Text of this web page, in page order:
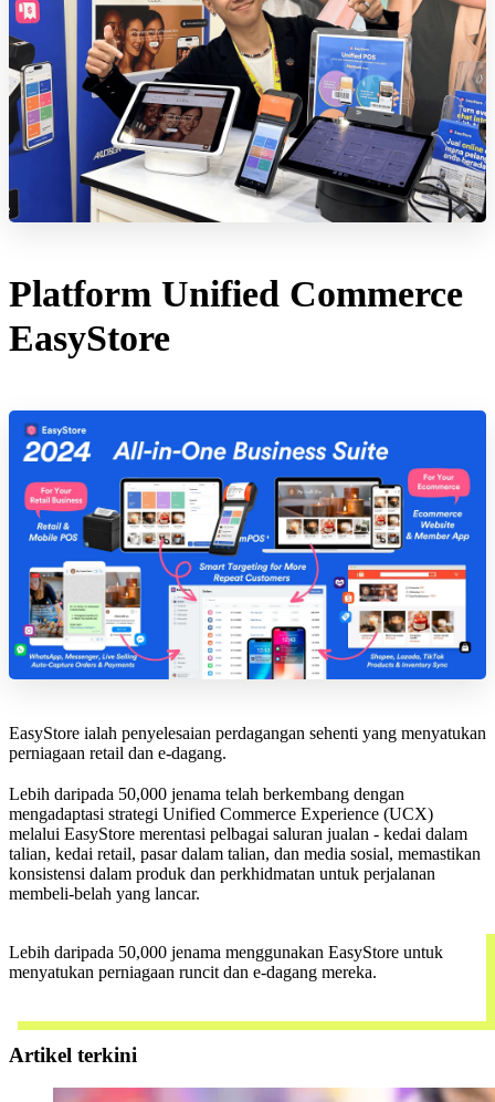
Platform Unified Commerce
EasyStore
EasyStore ialah penyelesaian perdagangan sehenti yang menyatukan
perniagaan retail dan e-dagang.
Lebih daripada 50,000 jenama telah berkembang dengan
mengadaptasi strategi Unified Commerce Experience (UCX)
melalui EasyStore merentasi pelbagai saluran jualan - kedai dalam
talian, kedai retail, pasar dalam talian, dan media sosial, memastikan
konsistensi dalam produk dan perkhidmatan untuk perjalanan
membeli-belah yang lancar.
Lebih daripada 50,000 jenama menggunakan EasyStore untuk
menyatukan perniagaan runcit dan e-dagang mereka.
Artikel terkini